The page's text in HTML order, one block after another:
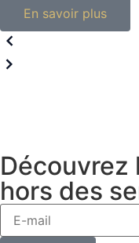
En savoir plus
Découvrez
hors des